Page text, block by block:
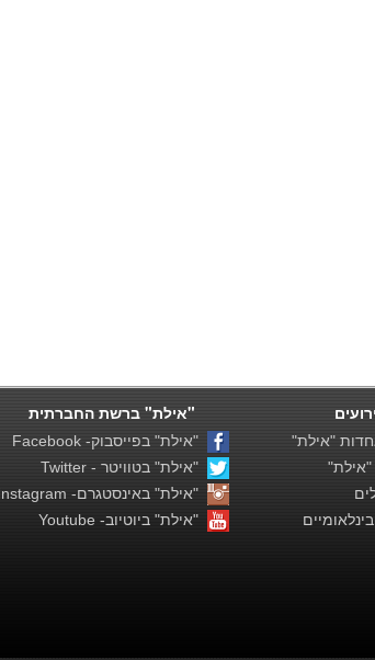
"אילת" ברשת החברתית
"אילת" בפייסבוק- Facebook
"אילת" בטוויטר - Twitter
"אילת" באינסטגרם- Instagram
"אילת" ביוטיוב- Youtube
"אילת"
"אילת"